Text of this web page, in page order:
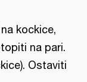
kockice,
na pari.
Ostaviti